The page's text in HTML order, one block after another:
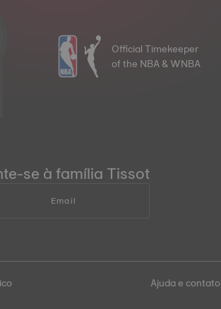
Official Timekeeper
of the NBA & WNBA
se à família Tissot
Email
Ajuda e contato